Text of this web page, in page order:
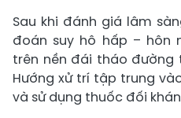
Sau khi đánh giá lâm
đoán suy hô hấp – hôn
trên nền đái tháo đường
Hướng xử trí tập trung
và sử dụng thuốc đối